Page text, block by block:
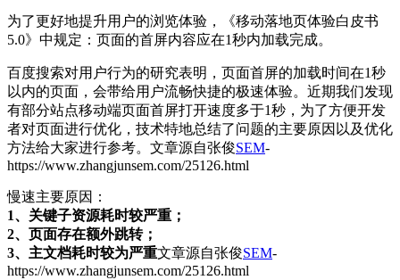
为了更好地提升用户的浏览体验，《移动落地页体验白皮书
5.0》中规定：页面的首屏内容应在1秒内加载完成。
百度搜索对用户行为的研究表明，页面首屏的加载时间在1秒
以内的页面，会带给用户流畅快捷的极速体验。近期我们发现
有部分站点移动端页面首屏打开速度多于1秒，为了方便开发
者对页面进行优化，技术特地总结了问题的主要原因以及优化
方法给大家进行参考。 文章源自张俊SEM-
https://www.zhangjunsem.com/25126.html
慢速主要原因：
1、关键子资源耗时较严重；
2、页面存在额外跳转；
3、主文档耗时较为严重文章源自张俊SEM-
https://www.zhangjunsem.com/25126.html